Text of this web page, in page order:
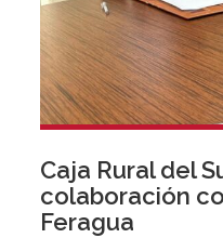
Caja Rural del
colaboración
Feragua